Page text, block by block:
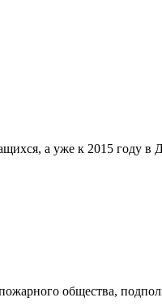
а уже к 2015 году в
пожарного общества,